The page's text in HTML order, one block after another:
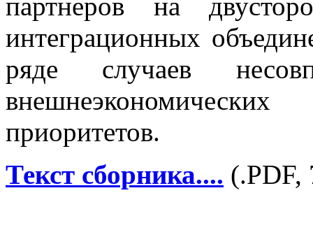
интеграционных
ряде случаев
приоритетов.
Текст сборника.... (.PDF,